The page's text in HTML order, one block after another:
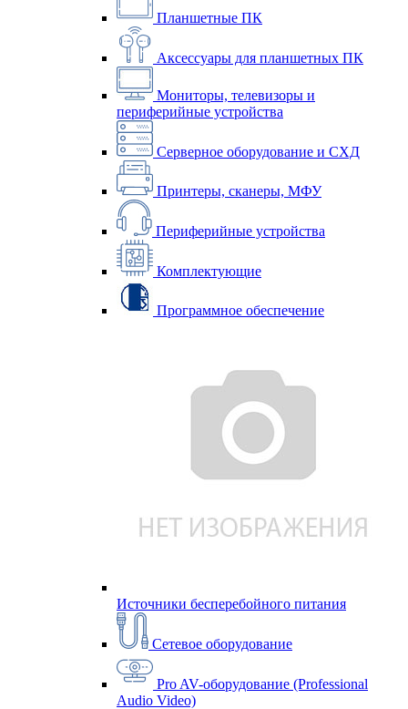
Планшетные ПК
Аксессуары для планшетных ПК
Мониторы, телевизоры и
периферийные устройства
Серверное оборудование и СХД
Принтеры, сканеры, МФУ
Периферийные устройства
Комплектующие
Программное обеспечение
Источники бесперебойного питания
Сетевое оборудование
Pro AV-оборудование (Professional
Audio Video)